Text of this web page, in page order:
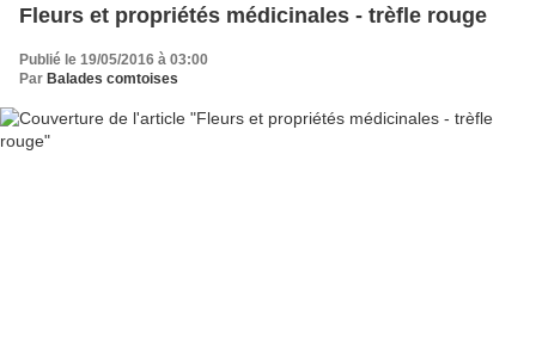
Fleurs et propriétés médicinales - trèfle rouge
Publié le 19/05/2016 à 03:00
Par Balades comtoises